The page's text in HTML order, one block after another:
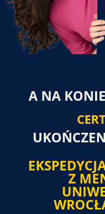
A NA
Z